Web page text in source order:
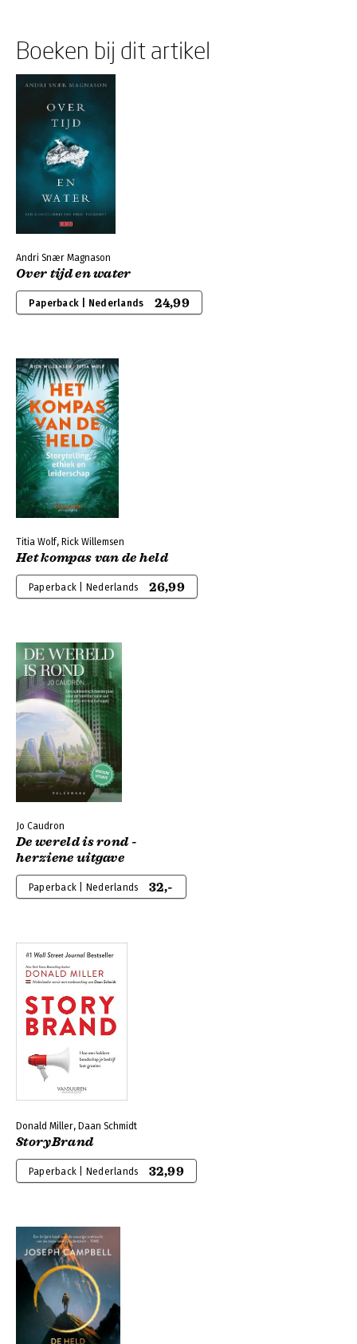
Boeken bij dit artikel
Andri Snær Magnason
Over tijd en water
Paperback | Nederlands 24,99
Titia Wolf, Rick Willemsen
Het kompas van de held
Paperback | Nederlands 26,99
Jo Caudron
De wereld is rond -
herziene uitgave
Paperback | Nederlands 32,-
Donald Miller, Daan Schmidt
StoryBrand
Paperback | Nederlands 32,99